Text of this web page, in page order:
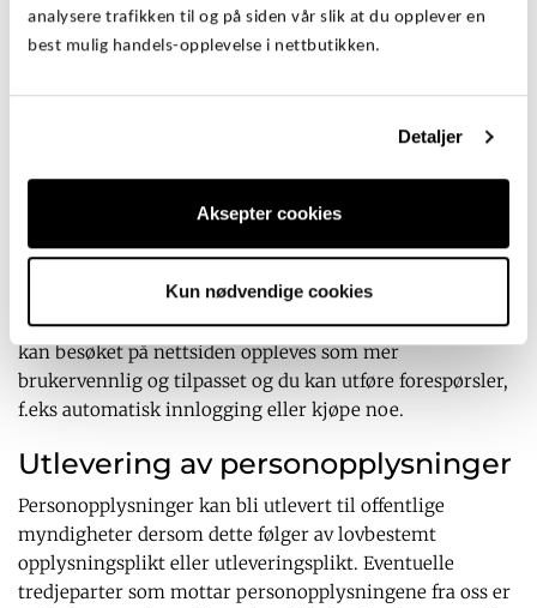
analysere trafikken til og på siden vår slik at du opplever en
best mulig handels-opplevelse i nettbutikken.
Detaljer
Aksepter cookies
Kun nødvendige cookies
registrere hvor brukeren beveger seg rundt i
nettbutikken. Du kan når som helst slette denne
Cookie er nyttig for både deg og
En cookie kan være nyttig for både deg og XLmann. Som
eier av nettbutikken kan XLmann tilpasse tjenestene ut
fra informasjonene som blir lagret. For deg som bruker
kan besøket på nettsiden oppleves som mer
brukervennlig og tilpasset og du kan utføre forespørsler,
f.eks automatisk innlogging eller kjøpe noe.
Utlevering av personopplysninger
Personopplysninger kan bli utlevert til offentlige
myndigheter dersom dette følger av lovbestemt
opplysningsplikt eller utleveringsplikt. Eventuelle
tredjeparter som mottar personopplysningene fra oss er